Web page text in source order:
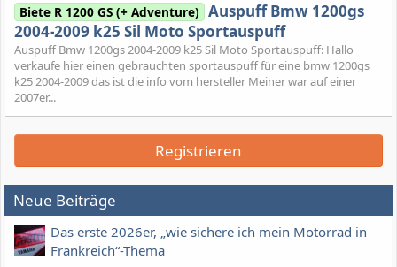
Biete R 1200 GS (+ Adventure) Auspuff Bmw 1200gs
2004-2009 k25 Sil Moto Sportauspuff
Auspuff Bmw 1200gs 2004-2009 k25 Sil Moto Sportauspuff: Hallo
verkaufe hier einen gebrauchten sportauspuff für eine bmw 1200gs
k25 2004-2009 das ist die info vom hersteller Meiner war auf einer
2007er...
Registrieren
Neue Beiträge
Das erste 2026er, „wie sichere ich mein Motorrad in
Frankreich“-Thema